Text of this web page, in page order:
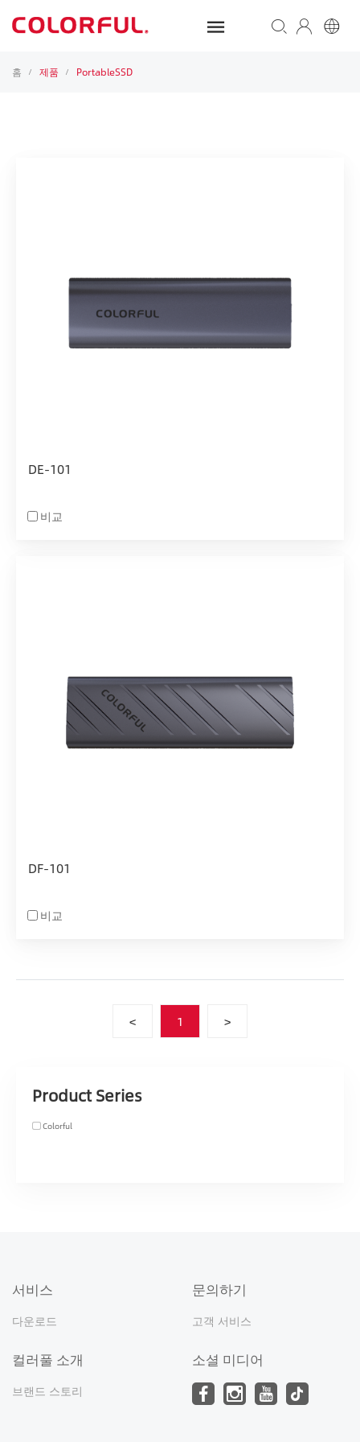
홈 / 제품 / PortableSSD
DE-101
비교
DF-101
비교
< 1 >
Product Series
Colorful
서비스
다운로드
문의하기
고객 서비스
컬러풀 소개
브랜드 스토리
소셜 미디어